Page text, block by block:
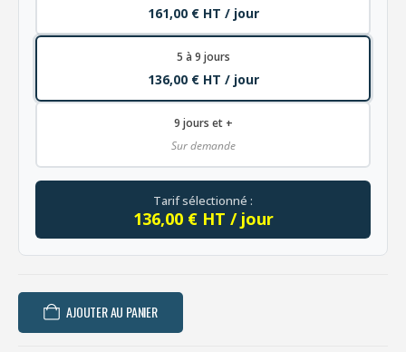
161,00 € HT / jour
5 à 9 jours
136,00 € HT / jour
9 jours et +
Sur demande
Tarif sélectionné :
136,00 € HT / jour
AJOUTER AU PANIER